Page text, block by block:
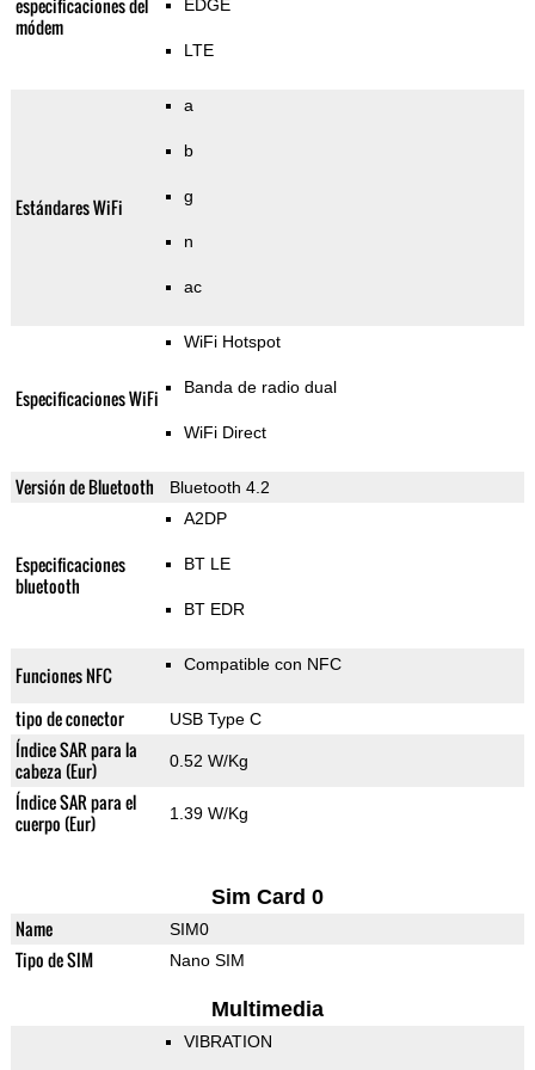
especificaciones del
módem
EDGE
LTE
Estándares WiFi
a
b
g
n
ac
Especificaciones WiFi
WiFi Hotspot
Banda de radio dual
WiFi Direct
Versión de Bluetooth Bluetooth 4.2
Especificaciones
bluetooth
A2DP
BT LE
BT EDR
Funciones NFC Compatible con NFC
tipo de conector USB Type C
Índice SAR para la
cabeza (Eur)
0.52 W/Kg
Índice SAR para el
cuerpo (Eur)
1.39 W/Kg
Sim Card 0
Name SIM0
Tipo de SIM Nano SIM
Multimedia
VIBRATION